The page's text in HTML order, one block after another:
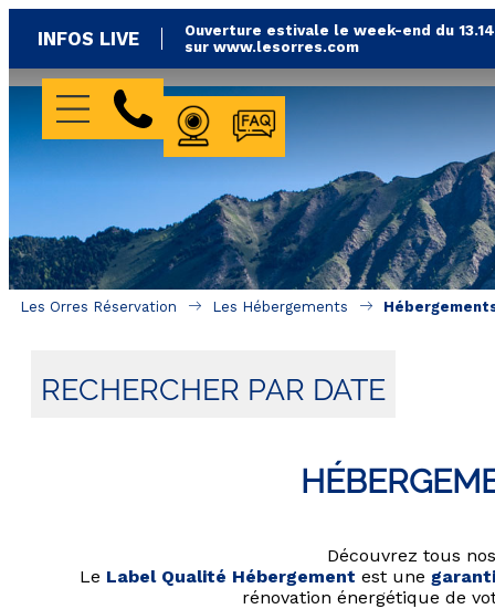
INFOS LIVE
Ouverture estivale le week-end du
sur www.lesorres.com
WEBCAMS
FAQ
Les Orres Réservation Les Hébergements
RECHERCHER PAR DATE
Découvrez tous
Le Label Qualité Hébergement est une
rénovation énergétique de